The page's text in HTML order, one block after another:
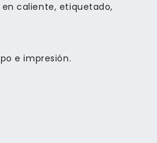
caliente, etiquetado,
e impresión.